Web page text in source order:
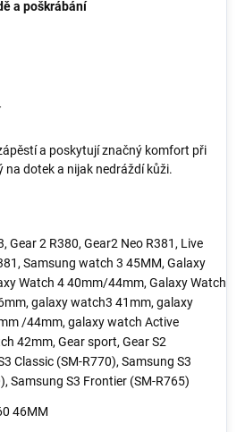
a poškrábání
a poskytují značný komfort při
na dotek a nijak nedráždí kůži.
Gear 2 R380, Gear2 Neo R381, Live
Samsung watch 3 45MM, Galaxy
Watch 4 40mm/44mm, Galaxy Watch
galaxy watch3 41mm, galaxy
/44mm, galaxy watch Active
42mm, Gear sport, Gear S2
Classic (SM-R770), Samsung S3
Samsung S3 Frontier (SM-R765)
46MM